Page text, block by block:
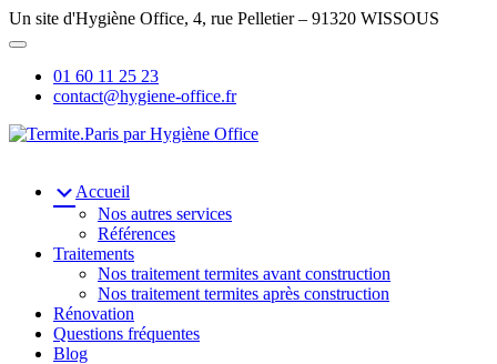
Un site d'Hygiène Office, 4, rue Pelletier – 91320 WISSOUS
01 60 11 25 23
contact@hygiene-office.fr
Accueil
Nos autres services
Références
Traitements
Nos traitement termites avant construction
Nos traitement termites après construction
Rénovation
Questions fréquentes
Blog